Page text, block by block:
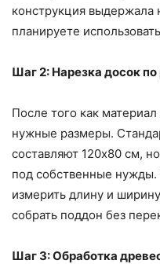
конструкция выдержала
планируете
Шаг 2: Нарезка досок
После того как
нужные размеры.
составляют 120х80 см,
под собственные
измерить длину и
собрать поддон без
Шаг 3: Обработка